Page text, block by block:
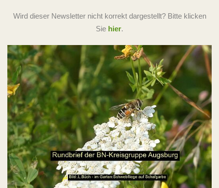
Wird dieser Newsletter nicht korrekt dargestellt? Bitte klicken
Sie hier.